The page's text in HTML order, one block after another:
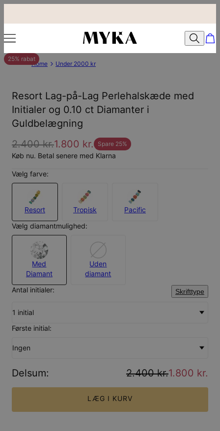
25% rabat
Home Under 2000 kr
Resort Lag-på-Lag Perlehalskæde med
Initialer og 0.10 ct Diamanter i
Guldbelægning
2.400 kr.1.800 kr. Spare 25%
Køb nu. Betal senere med Klarna
Vælg farve:
Resort Tropisk
Pacific
Vælg diamantmulighed:
Med
Diamant
Uden
diamant
Antal initialer:
Skrifttype
1 initial
Første initial:
Ingen
Delsum: 2.400 kr.1.800 kr.
LÆG I KURV